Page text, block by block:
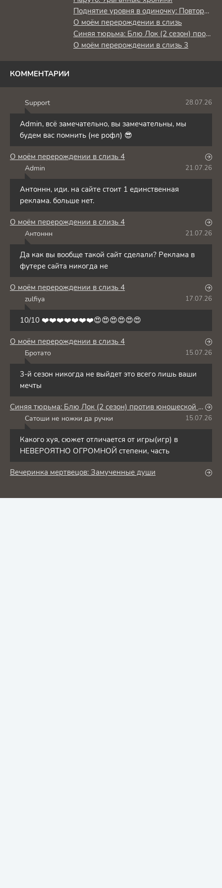
Поднятие уровня в одиночку: Повторное пробуждение
О моём перерождении в слизь
Синяя тюрьма: Блю Лок (2 сезон) против юношеской сборной Японии
О моём перерождении в слизь 3
КОММЕНТАРИИ
Support 28.07.26
Admin, всё замечательно, вы замечательны, мы
будем вас помнить (не рофл) 😎
О моём перерождении в слизь 4
Admin 21.07.26
Антоннн, иди. на сайте стоит 1 единственная
реклама. больше нет.
О моём перерождении в слизь 4
Антоннн 21.07.26
Да как вы вообще такой сайт сделали? Реклама в
футере сайта никогда не
О моём перерождении в слизь 4
zulfiya 17.07.26
10/10 ❤️❤️❤️❤️❤️❤️❤️😍😍😍😍😍😍
О моём перерождении в слизь 4
Бротато 15.07.26
3-й сезон никогда не выйдет это всего лишь ваши
мечты
Синяя тюрьма: Блю Лок (2 сезон) против юношеской сборной Японии
Сатоши не ножки да ручки 15.07.26
Какого хуя, сюжет отличается от игры(игр) в
НЕВЕРОЯТНО ОГРОМНОЙ степени, часть
Вечеринка мертвецов: Замученные души